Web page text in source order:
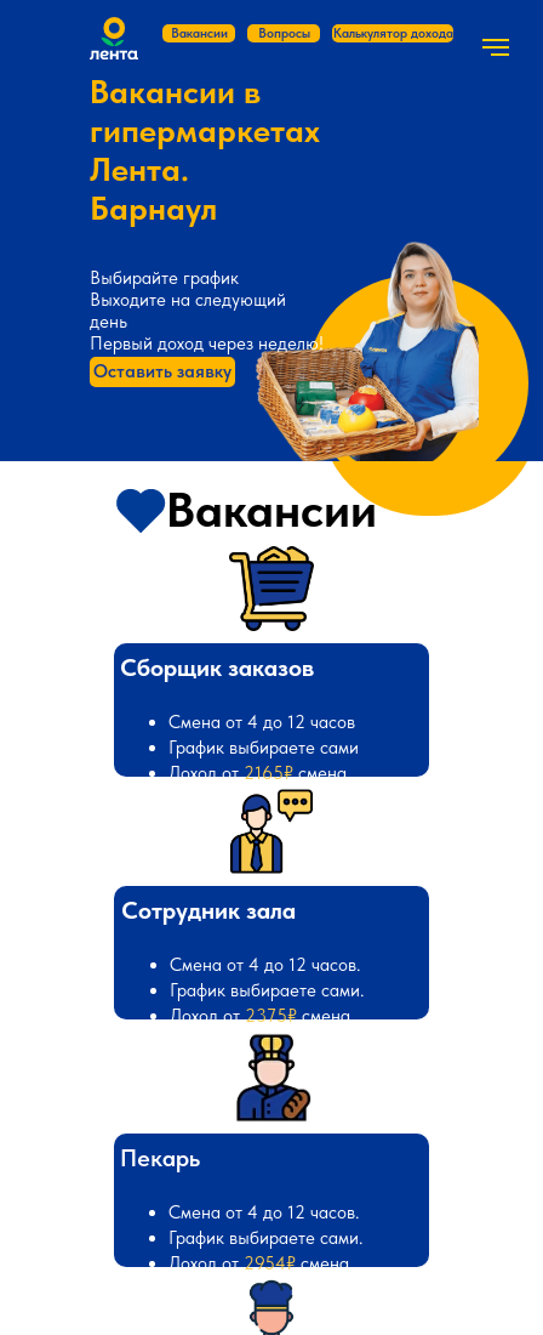
Вакансии в
гипермаркетах
Лента.
Барнаул
Выбирайте график
Выходите на следующий
день
Первый доход через неделю!
Оставить заявку
Вакансии Вопросы Калькулятор дохода
Вакансии
Смена от 4 до 12 часов
График выбираете сами
Доход от2165₽смена
Сборщик заказов
Смена от 4 до 12 часов.
График выбираете сами.
Доход от2375₽смена
Сотрудник зала
Пекарь
Смена от 4 до 12 часов.
График выбираете сами.
Доход от2954₽смена